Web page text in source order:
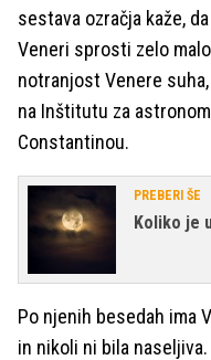
sestava ozračja kaže,
Veneri sprosti zelo
notranjost Venere
na Inštitutu za
Constantinou.
PREBERI ŠE
Koliko je
Po njenih besedah ima
in nikoli ni bila naseljiva.